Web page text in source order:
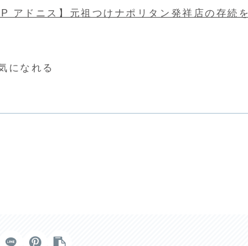
アドニス】元祖つけナポリタン発祥店の存続を
になれる